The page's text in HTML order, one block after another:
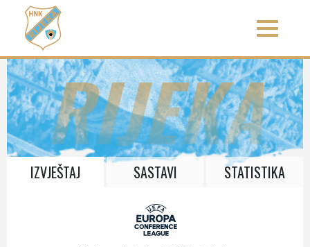
RIJEKA
IZVJEŠTAJ SASTAVI STATISTIKA